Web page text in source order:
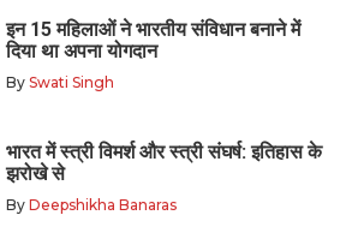
इन 15 महिलाओं ने भारतीय संविधान बनाने में
दिया था अपना योगदान
By Swati Singh
भारत में स्त्री विमर्श और स्त्री संघर्ष: इतिहास के
झरोखे से
By Deepshikha Banaras